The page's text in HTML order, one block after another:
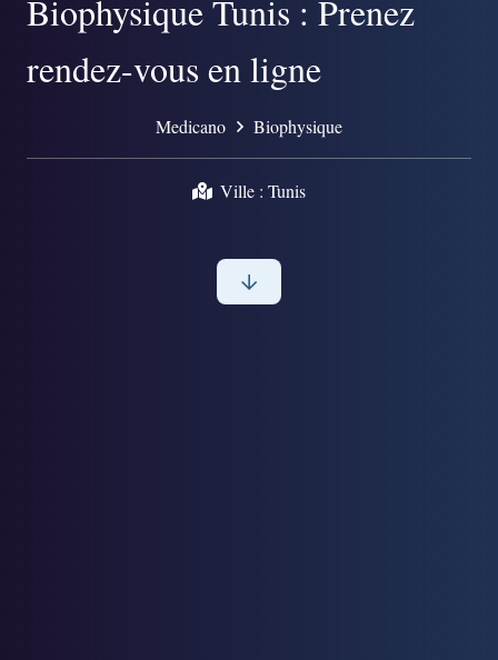
Biophysique Tunis : Prenez
rendez-vous en ligne
Medicano Biophysique
Ville : Tunis